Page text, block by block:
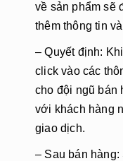
về sản phẩm sẽ
thêm thông tin
– Quyết định:
click vào các
cho đội ngũ bán
với khách hàng
giao dịch.
– Sau bán hàng: